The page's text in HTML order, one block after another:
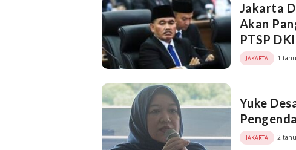
Jakarta
Akan
PTSP
JAKARTA 1
Yuke
JAKARTA 2